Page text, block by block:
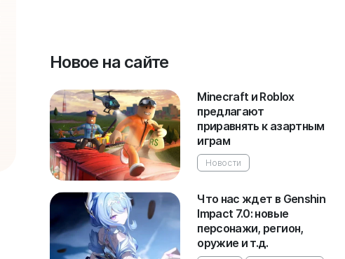
Новое на сайте
Minecraft и Roblox
предлагают
приравнять к азартным
играм
Новости
Что нас ждет в Genshin
Impact 7.0: новые
персонажи, регион,
оружие и т.д.